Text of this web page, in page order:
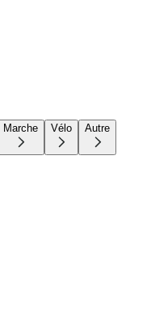
Marche Vélo Autre